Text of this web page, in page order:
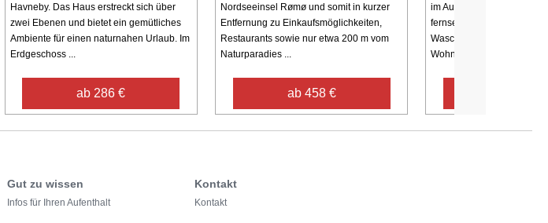
Havneby. Das Haus erstreckt sich über
zwei Ebenen und bietet ein gemütliches
Ambiente für einen naturnahen Urlaub. Im
Erdgeschoss ...
ab 286 €
Nordseeinsel Rømø und somit in kurzer
Entfernung zu Einkaufsmöglichkeiten,
Restaurants sowie nur etwa 200 m vom
Naturparadies ...
ab 458 €
im Aufenthaltsbereich,
fernseher, Geschirrspüler,
Waschmaschine sowie
Wohnung im ...
Gut zu wissen
Infos für Ihren Aufenthalt
Kontakt
Kontakt